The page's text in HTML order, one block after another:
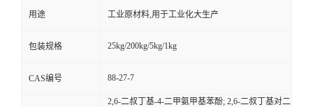
用途 工业原材料,用于工业化大生产
包装规格 25kg/200kg/5kg/1kg
CAS编号 88-27-7
2,6-二叔丁基-4-二甲氨甲基苯酚; 2,6-二叔丁基对二